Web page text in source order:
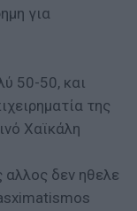
για
50-50, και
της
Χαϊκάλη
αλλος δεν ηθελε